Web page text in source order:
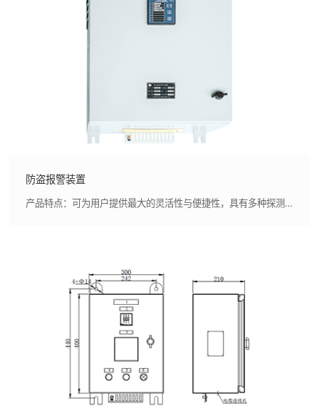
防盗报警装置
产品特点：可为用户提供最大的灵活性与便捷性，具有多种探测方式方便用户自由扩展,蓄电池作为备用电源，保证系统的“续航”能力；具有主电失电报警功能，同时系统还具有试灯、消音及复位等功能